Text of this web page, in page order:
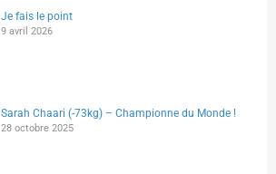
Je fais le point
9 avril 2026
Sarah Chaari (-73kg) – Championne du Monde !
28 octobre 2025